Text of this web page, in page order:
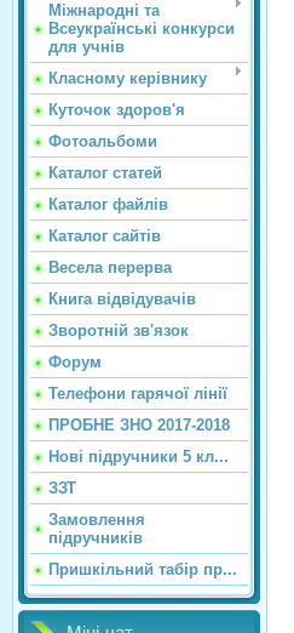
Міжнародні та
Всеукраїнські конкурси
для учнів
Класному керівнику
Куточок здоров'я
Фотоальбоми
Каталог статей
Каталог файлів
Каталог сайтiв
Весела перерва
Книга відвідувачів
Зворотній зв'язок
Форум
Телефони гарячої лінії
ПРОБНЕ ЗНО 2017-2018
Нові підручники 5 кл...
ЗЗТ
Замовлення
підручників
Пришкільний табір пр...